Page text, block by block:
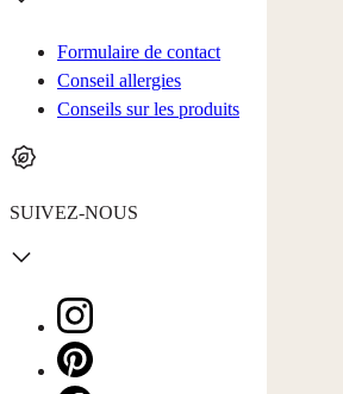
Formulaire de contact
Conseil allergies
Conseils sur les produits
SUIVEZ-NOUS